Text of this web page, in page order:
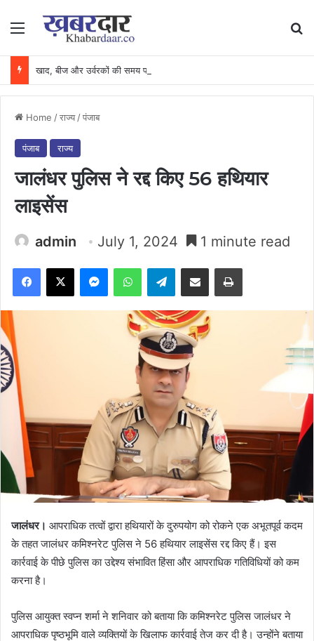
Menu
Home /राज्य /पंजाब
पंजाब राज्य
जालंधर पुलिस ने रद्द किए 56 हथियार
लाइसेंस
admin July 1, 2024 1 minute read
Facebook
X MessengerWhatsAppTelegramShare via Email Print
जालंधर। आपराधिक तत्वों द्वारा हथियारों के दुरुपयोग को रोकने एक अभूतपूर्व कदम
के तहत जालंधर कमिश्नरेट पुलिस ने 56 हथियार लाइसेंस रद्द किए हैं। इस
कार्रवाई के पीछे पुलिस का उद्देश्य संभावित हिंसा और आपराधिक गतिविधियों को कम
करना है।
पुलिस आयुक्त स्वप्न शर्मा ने शनिवार को बताया कि कमिश्नरेट पुलिस जालंधर ने
आपराधिक पृष्ठभूमि वाले व्यक्तियों के खिलाफ कार्रवाई तेज कर दी है। उन्होंने बताया